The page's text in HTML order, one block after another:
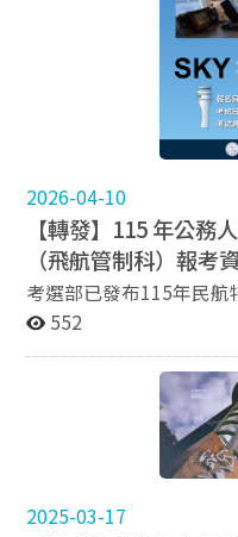
18 歲以上，45 歲以下。 二、學歷要求： 三等考試
（外交領事人員）：大學以上
（外交行政人員）：高中職以上
詳細報考資訊請參考考選
2026-04-10
【轉發】115 年公務
（飛航管制科）報考
考選部已發布115年民航
制科別提供相關報考機
日期：自115年5月26日起
期：第一試預定於 115
二試預定於115年12月13日舉行 考試內容
語會話：評估外語口語溝通效能。 心理
552
2025-03-17